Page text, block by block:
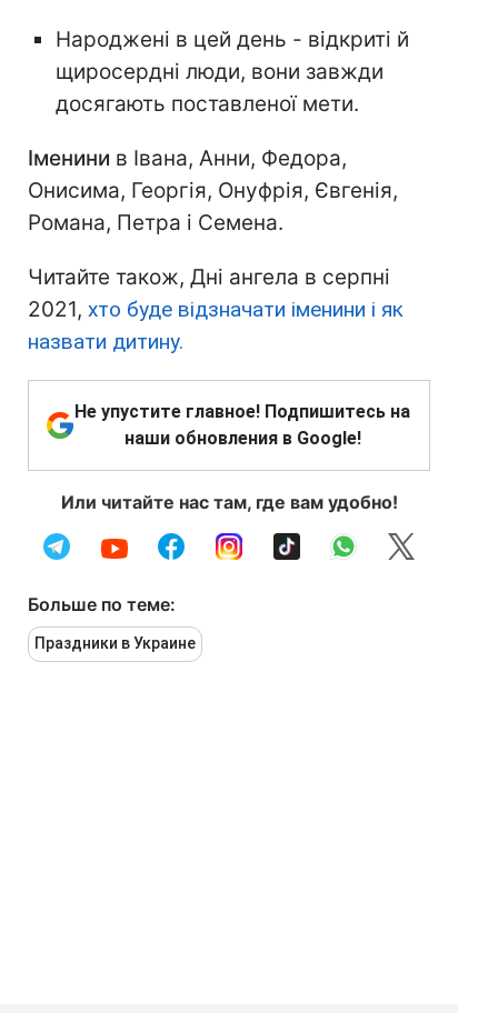
Народжені в цей день - відкриті й
щиросердні люди, вони завжди
досягають поставленої мети.
Іменини в Івана, Анни, Федора,
Онисима, Георгія, Онуфрія, Євгенія,
Романа, Петра і Семена.
Читайте також, Дні ангела в серпні
2021, хто буде відзначати іменини і як
назвати дитину.
Не упустите главное! Подпишитесь на
наши обновления в Google!
Или читайте нас там, где вам удобно!
Больше по теме:
Праздники в Украине